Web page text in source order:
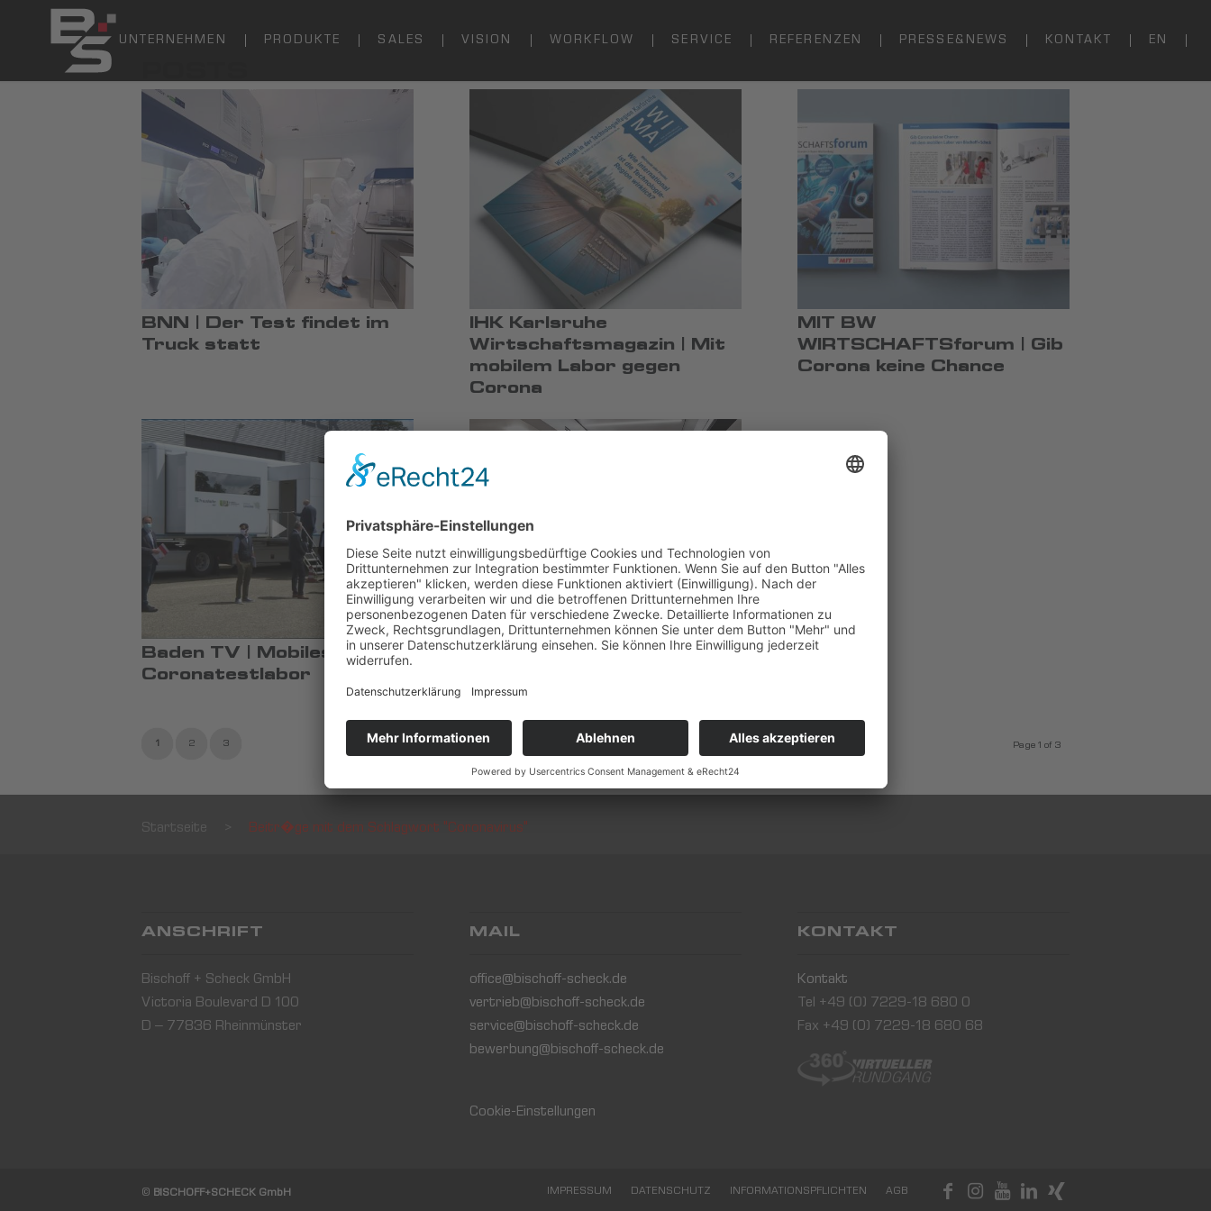
UNTERNEHMEN PRODUKTE SALES VISION WORKFLOW SERVICE REFERENZEN PRESSE&NEWS KONTAKT EN
BNN | Der Test findet im
Truck statt
IHK Karlsruhe
Wirtschaftsmagazin | Mit
mobilem Labor gegen
Corona
MIT BW
WIRTSCHAFTSforum | Gib
Corona keine Chance
Baden TV | Mobiles
Coronatestlabor
Badisches Tagblatt | Das
Adern pumpt
Page 1 of 3
1 2 3
Startseite Beitr�ge mit dem Schlagwort "Coronavirus"
ANSCHRIFT
Bischoff + Scheck GmbH
Victoria Boulevard D 100
D – 77836 Rheinmünster
MAIL
office@bischoff-scheck.de
vertrieb@bischoff-scheck.de
service@bischoff-scheck.de
bewerbung@bischoff-scheck.de
Cookie-Einstellungen
KONTAKT
Kontakt
Tel +49 (0) 7229-18 680 0
Fax +49 (0) 7229-18 680 68
© BISCHOFF+SCHECK GmbH IMPRESSUM DATENSCHUTZ INFORMATIONSPFLICHTEN AGB